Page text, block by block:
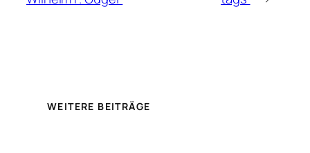
WEITERE BEITRÄGE